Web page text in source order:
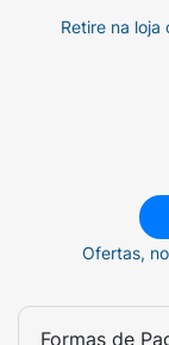
Retire na
Ofertas,
Formas de